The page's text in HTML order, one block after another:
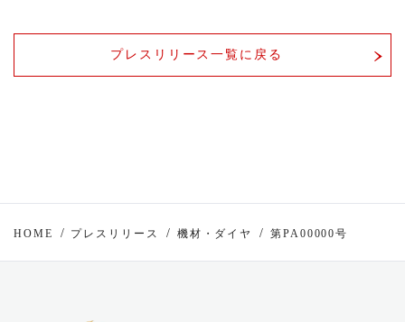
プレスリリース一覧に戻る
HOME プレスリリース 機材・ダイヤ 第PA00000号